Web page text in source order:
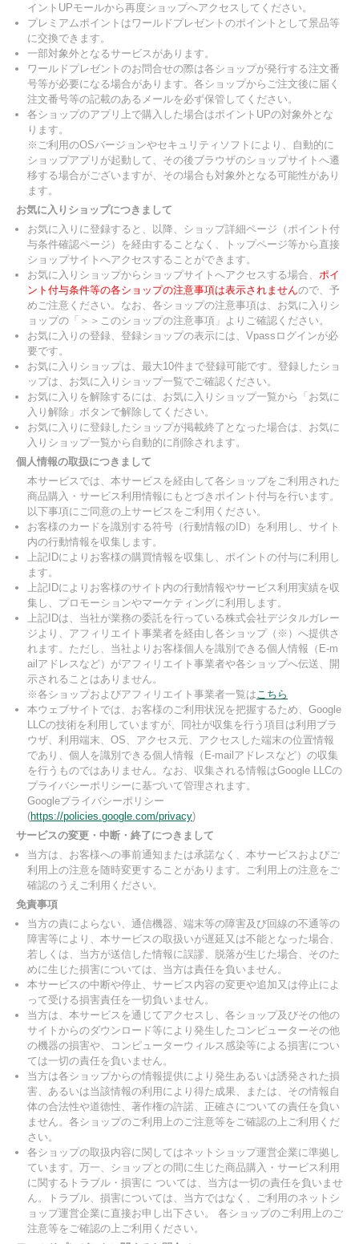
イントUPモールから再度ショップへアクセスしてください。
プレミアムポイントはワールドプレゼントのポイントとして景品等
に交換できます。
一部対象外となるサービスがあります。
ワールドプレゼントのお問合せの際は各ショップが発行する注文番
号等が必要になる場合があります。各ショップからご注文後に届く
注文番号等の記載のあるメールを必ず保管してください。
各ショップのアプリ上で購入した場合はポイントUPの対象外とな
ります。
※ご利用のOSバージョンやセキュリティソフトにより、自動的に
ショップアプリが起動して、その後ブラウザのショップサイトへ遷
移する場合がございますが、その場合も対象外となる可能性があり
ます。
お気に入りショップにつきまして
お気に入りに登録すると、以降、ショップ詳細ページ（ポイント付
与条件確認ページ）を経由することなく、トップページ等から直接
ショップサイトへアクセスすることができます。
お気に入りショップからショップサイトへアクセスする場合、 ポイ
ント付与条件等の各ショップの注意事項は表示されませんので、予
めご注意ください。なお、各ショップの注意事項は、お気に入りシ
ョップの「＞＞このショップの注意事項」よりご確認ください。
お気に入りの登録、登録ショップの表示には、Vpassログインが必
要です。
お気に入りショップは、最大10件まで登録可能です。登録したショ
ップは、お気に入りショップ一覧でご確認ください。
お気に入りを解除するには、お気に入りショップ一覧から「お気に
入り解除」ボタンで解除してください。
お気に入りに登録したショップが掲載終了となった場合は、お気に
入りショップ一覧から自動的に削除されます。
個人情報の取扱につきまして
本サービスでは、本サービスを経由して各ショップをご利用された
商品購入・サービス利用情報にもとづきポイント付与を行います。
以下事項にご同意の上サービスをご利用ください。
お客様のカードを識別する符号（行動情報のID）を利用し、サイト
内の行動情報を収集します。
上記IDによりお客様の購買情報を収集し、ポイントの付与に利用し
ます。
上記IDによりお客様のサイト内の行動情報やサービス利用実績を収
集し、プロモーションやマーケティングに利用します。
上記IDは、当社が業務の委託を行っている株式会社デジタルガレー
ジより、アフィリエイト事業者を経由し各ショップ（※）へ提供さ
れます。ただし、当社よりお客様個人を識別できる個人情報（E-m
ailアドレスなど）がアフィリエイト事業者や各ショップへ伝送、開
示されることはありません。
※各ショップおよびアフィリエイト事業者一覧はこちら
本ウェブサイトでは、お客様のご利用状況を把握するため、Google
LLCの技術を利用していますが、同社が収集を行う項目は利用ブラ
ウザ、利用端末、OS、アクセス元、アクセスした端末の位置情報
であり、個人を識別できる個人情報（E-mailアドレスなど）の収集
を行うものではありません。なお、収集される情報はGoogle LLCの
プライバシーポリシーに基づいて管理されます。
Googleプライバシーポリシー
(https://policies.google.com/privacy)
サービスの変更・中断・終了につきまして
当方は、お客様への事前通知または承諾なく、本サービスおよびご
利用上の注意を随時変更することがあります。ご利用上の注意をご
確認のうえご利用ください。
免責事項
当方の責によらない、通信機器、端末等の障害及び回線の不通等の
障害等により、本サービスの取扱いが遅延又は不能となった場合、
若しくは、当方が送信した情報に誤謬、脱落が生じた場合、そのた
めに生じた損害については、当方は責任を負いません。
本サービスの中断や停止、サービス内容の変更や追加又は停止によ
って受ける損害責任を一切負いません。
当方は、本サービスを通じてアクセスし、各ショップ及びその他の
サイトからのダウンロード等により発生したコンピューターその他
の機器の損害や、コンピューターウィルス感染等による損害につい
ては一切の責任を負いません。
当方は各ショップからの情報提供により発生あるいは誘発された損
害、あるいは当該情報の利用により得た成果、または、その情報自
体の合法性や道徳性、著作権の許諾、正確さについての責任を負い
ません。各ショップのご利用上のご注意等をご確認の上ご利用くだ
さい。
各ショップの取扱内容に関してはネットショップ運営企業に準拠し
ています。万一、ショップとの間に生じた商品購入・サービス利用
に関するトラブル・損害に ついては、当方は一切の責任を負いませ
ん。トラブル、損害については、当方ではなく、ご利用のネットシ
ョップ運営企業に直接お申し出下さい。 各ショップのご利用上のご
注意等をご確認の上ご利用ください。